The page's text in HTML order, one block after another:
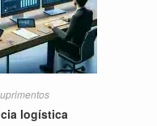
logística